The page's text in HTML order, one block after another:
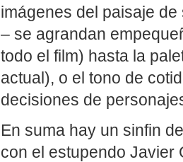
imágenes del paisaje
– se agrandan
todo el film) hasta la
actual), o el tono de
decisiones de
En suma hay un sinfin
con el estupendo